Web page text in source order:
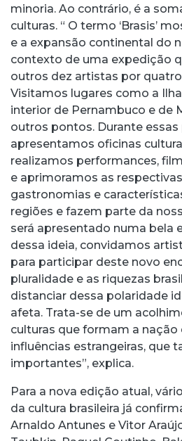
minoria. Ao contrário, é a
culturas. “ O termo ‘Brasis’
e a expansão continental do
contexto de uma expedição
outros dez artistas por
Visitamos lugares como a
interior de Pernambuco e de
outros pontos. Durante essas
apresentamos oficinas
realizamos performances,
e aprimoramos as
gastronomias e
regiões e fazem parte da
será apresentado numa bela
dessa ideia, convidamos
para participar deste novo
pluralidade e as riquezas
distanciar dessa polaridade
afeta. Trata-se de um
culturas que formam a nação
influências estrangeiras, que
importantes”, explica.
Para a nova edição atual,
da cultura brasileira já
Arnaldo Antunes e Vitor